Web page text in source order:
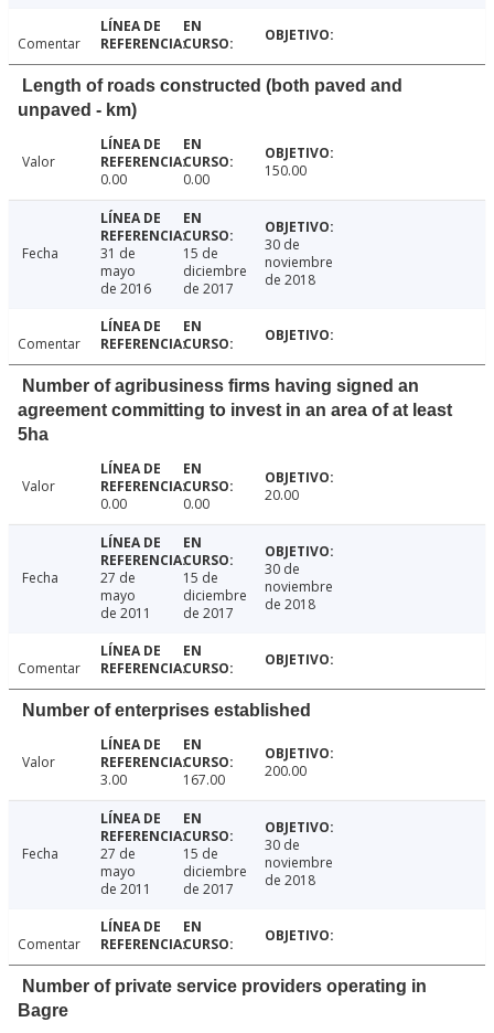
Comentar
Length of roads constructed (both paved and
unpaved - km)
Valor
0.00
0.00 150.00
Fecha
31 de
mayo
de 2016
15 de
diciembre
de 2017
30 de
noviembre
de 2018
Comentar
Number of agribusiness firms having signed an
agreement committing to invest in an area of at least
5ha
Valor
0.00
0.00 20.00
Fecha
27 de
mayo
de 2011
15 de
diciembre
de 2017
30 de
noviembre
de 2018
Comentar
Number of enterprises established
Valor
3.00
167.00 200.00
Fecha
27 de
mayo
de 2011
15 de
diciembre
de 2017
30 de
noviembre
de 2018
Comentar
Number of private service providers operating in
Bagre